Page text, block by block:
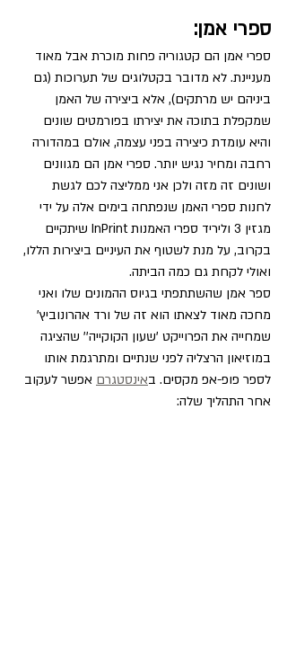
ספרי אמן:
ספרי אמן הם קטגוריה פחות מוכרת אבל מאוד
מעניינת. לא מדובר בקטלוגים של תערוכות (גם
ביניהם יש מרתקים), אלא ביצירה של האמן
שמקפלת בתוכה את יצירתו בפורמטים שונים
והיא עומדת כיצירה בפני עצמה, אולם במהדורה
רחבה ומחיר נגיש יותר. ספרי אמן הם מגוונים
ושונים זה מזה ולכן אני ממליצה לכם לגשת
לחנות ספרי האמן שנפתחה בימים אלה על ידי
מגזין 3 וליריד ספרי האמנות InPrint שיתקיים
בקרוב, על מנת לשטוף את העיניים ביצירות הללו,
ואולי לקחת גם כמה הביתה.
ספר אמן שהשתתפתי בגיוס ההמונים שלו ואני
מחכה מאוד לצאתו הוא זה של ורד אהרונוביץ'
שמחייה את הפרוייקט 'שעון הקוקייה'' שהציגה
במוזיאון הרצליה לפני שנתיים ומתרגמת אותו
לספר פופ-אפ מקסים. באינסטגרם אפשר לעקוב
אחר התהליך שלה: